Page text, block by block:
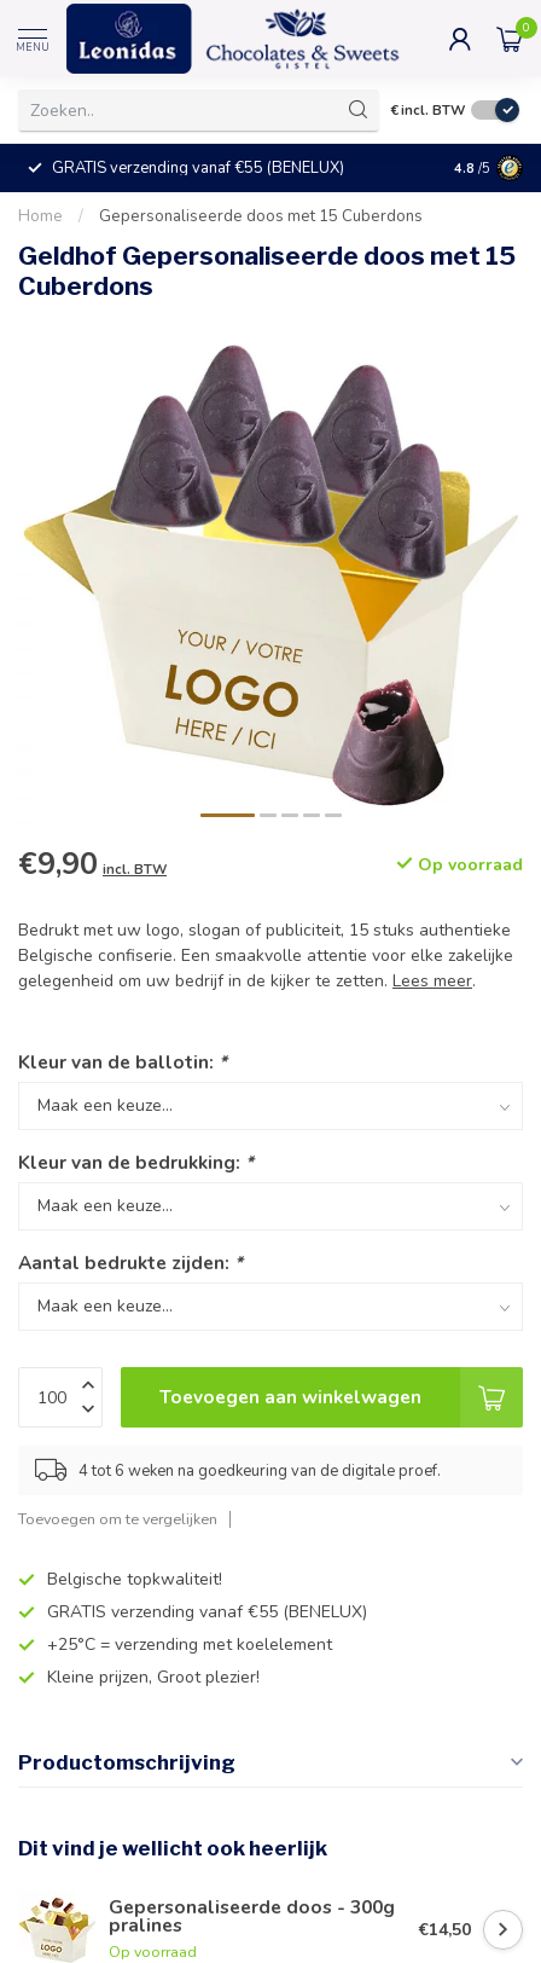
MENU
0
€incl. BTW
GRATIS verzending vanaf €55 (BENELUX) +25°C =
4.8 /5
Home / Gepersonaliseerde doos met 15 Cuberdons
Geldhof Gepersonaliseerde doos met 15
Cuberdons
€9,90 incl. BTW Op voorraad
Bedrukt met uw logo, slogan of publiciteit, 15 stuks authentieke
Belgische confiserie. Een smaakvolle attentie voor elke zakelijke
gelegenheid om uw bedrijf in de kijker te zetten. Lees meer.
Kleur van de ballotin: *
Kleur van de bedrukking: *
Aantal bedrukte zijden: *
Toevoegen aan winkelwagen
4 tot 6 weken na goedkeuring van de digitale proef.
Toevoegen om te vergelijken
Belgische topkwaliteit!
GRATIS verzending vanaf €55 (BENELUX)
+25°C = verzending met koelelement
Kleine prijzen, Groot plezier!
Productomschrijving
Dit vind je wellicht ook heerlijk
Gepersonaliseerde doos - 300g
pralines
Op voorraad
€14,50